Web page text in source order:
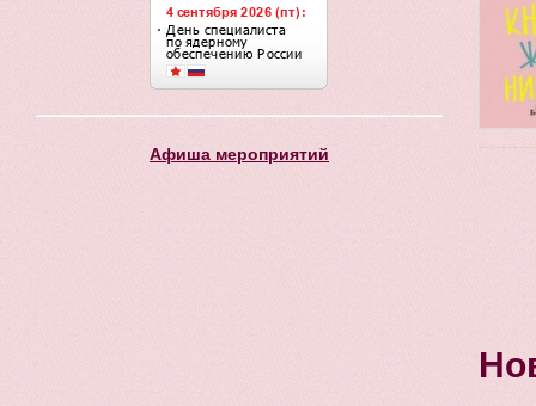
Афиша мероприятий